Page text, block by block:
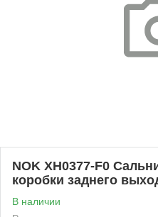
NOK XH0377-F0
коробки заднего
В наличии